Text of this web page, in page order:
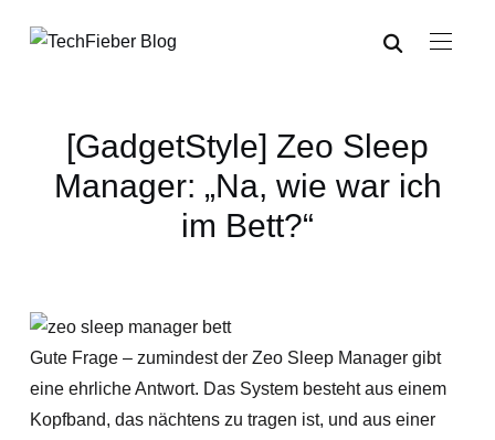
[GadgetStyle] Zeo Sleep
Manager: „Na, wie war ich
im Bett?“
Gute Frage – zumindest der Zeo Sleep Manager gibt
eine ehrliche Antwort. Das System besteht aus einem
Kopfband, das nächtens zu tragen ist, und aus einer